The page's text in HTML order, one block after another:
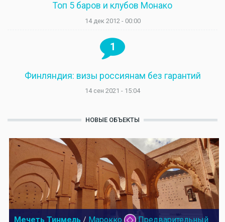
Топ 5 баров и клубов Монако
14 дек 2012 - 00:00
1
Финляндия: визы россиянам без гарантий
14 сен 2021 - 15:04
НОВЫЕ ОБЪЕКТЫ
Мечеть Тинмель / Марокко
Предварительный